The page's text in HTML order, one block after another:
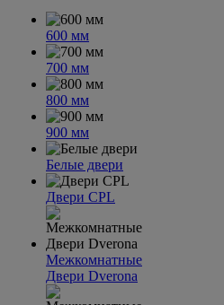
600 мм
700 мм
800 мм
900 мм
Белые двери
Двери CPL
Межкомнатные
Двери Dverona